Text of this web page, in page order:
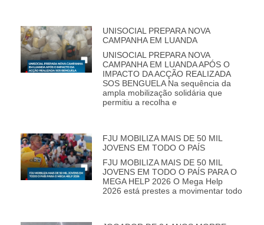
UNISOCIAL PREPARA NOVA
CAMPANHA EM LUANDA
UNISOCIAL PREPARA NOVA
CAMPANHA EM LUANDA APÓS O
IMPACTO DA ACÇÃO REALIZADA
SOS BENGUELA Na sequência da
ampla mobilização solidária que
permitiu a recolha e
FJU MOBILIZA MAIS DE 50 MIL
JOVENS EM TODO O PAÍS
FJU MOBILIZA MAIS DE 50 MIL
JOVENS EM TODO O PAÍS PARA O
MEGA HELP 2026 O Mega Help
2026 está prestes a movimentar todo